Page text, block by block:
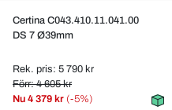
Certina C043.410.11.041.00
DS 7 Ø39mm
Rek. pris: 5 790 kr
Förr: 4 605 kr
Nu 4 379 kr (-5%)